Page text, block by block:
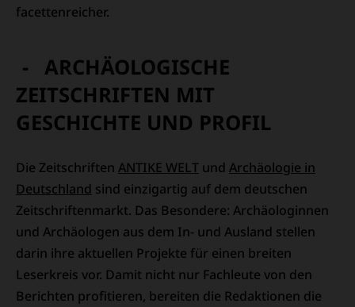
facettenreicher.
ARCHÄOLOGISCHE
ZEITSCHRIFTEN MIT
GESCHICHTE UND PROFIL
Die Zeitschriften ANTIKE WELT und Archäologie in
Deutschland sind einzigartig auf dem deutschen
Zeitschriftenmarkt. Das Besondere: Archäologinnen
und Archäologen aus dem In- und Ausland stellen
darin ihre aktuellen Projekte für einen breiten
Leserkreis vor. Damit nicht nur Fachleute von den
Berichten profitieren, bereiten die Redaktionen die